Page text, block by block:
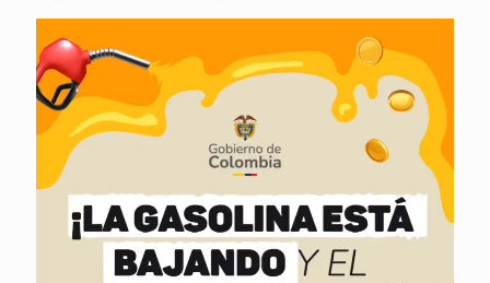
de
vídeo